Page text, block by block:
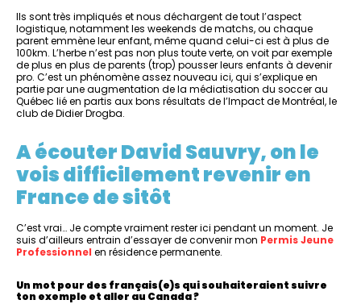
Ils sont très impliqués et nous déchargent de tout l’aspect
logistique, notamment les weekends de matchs, ou chaque
parent emmène leur enfant, même quand celui-ci est à plus de
100km. L’herbe n’est pas non plus toute verte, on voit par exemple
de plus en plus de parents (trop) pousser leurs enfants à devenir
pro. C’est un phénomène assez nouveau ici, qui s’explique en
partie par une augmentation de la médiatisation du soccer au
Québec lié en partis aux bons résultats de l’Impact de Montréal, le
club de Didier Drogba.
A écouter David Sauvry, on le
vois difficilement revenir en
France de sitôt
C’est vrai… Je compte vraiment rester ici pendant un moment. Je
suis d’ailleurs entrain d’essayer de convenir mon Permis Jeune
Professionnel en résidence permanente.
Un mot pour des français(e)s qui souhaiteraient suivre
ton exemple et aller au Canada ?